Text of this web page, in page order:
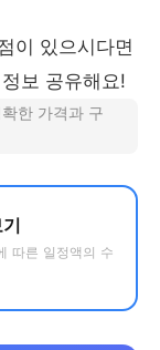
이 있으시다면
보 공유해요!
한 가격과 구
따른 일정액의 수